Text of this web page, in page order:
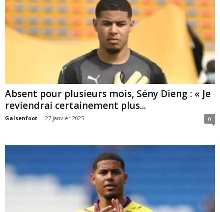
Absent pour plusieurs mois, Sény Dieng : « Je
reviendrai certainement plus...
Galsenfoot - 27 janvier 2025 0